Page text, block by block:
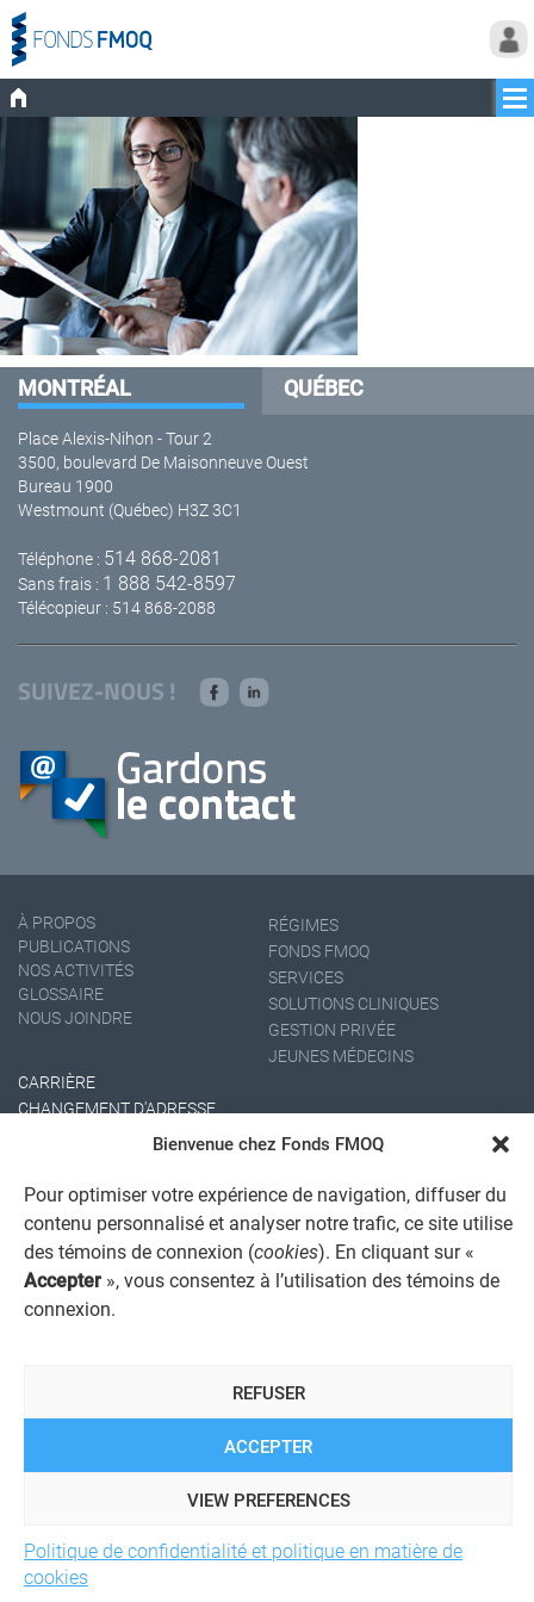
Bienvenue chez Fonds FMOQ
Pour optimiser votre expérience de navigation, diffuser du
contenu personnalisé et analyser notre trafic, ce site utilise
des témoins de connexion (cookies). En cliquant sur «
Accepter », vous consentez à l’utilisation des témoins de
connexion.
ACCEPTER
REFUSER
VIEW PREFERENCES
Politique de confidentialité et politique en matière de
cookies
MONTRÉAL QUÉBEC
Place Alexis-Nihon - Tour 2
3500, boulevard De Maisonneuve Ouest
Bureau 1900
Westmount (Québec) H3Z 3C1
Téléphone : 514 868-2081
Sans frais : 1 888 542-8597
Télécopieur : 514 868-2088
SUIVEZ-NOUS !
À PROPOS
PUBLICATIONS
NOS ACTIVITÉS
GLOSSAIRE
NOUS JOINDRE
RÉGIMES
FONDS FMOQ
SERVICES
SOLUTIONS CLINIQUES
GESTION PRIVÉE
JEUNES MÉDECINS
CARRIÈRE
CHANGEMENT D'ADRESSE
AVIS JURIDIQUE GÉNÉRAL
POLITIQUE DE TRAITEMENT DES PLAINTES
REGISTRE DES CONFLITS D'INTÉRÊTS
© 2026 Société de services financiers Fonds FMOQ inc.
droits réservés.